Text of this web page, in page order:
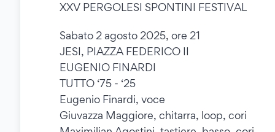
XXV PERGOLESI SPONTINI FESTIVAL
Sabato 2 agosto 2025, ore 21
JESI, PIAZZA FEDERICO II
EUGENIO FINARDI
TUTTO ‘75 - ‘25
Eugenio Finardi, voce
Giuvazza Maggiore, chitarra, loop, cori